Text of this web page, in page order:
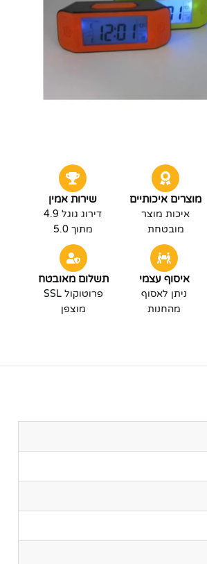
מוצרים איכותיים
איכות מוצר
מובטחת
שירות אמין
דירוג גוגל 4.9
מתוך 5.0
איסוף עצמי
ניתן לאסוף
מהחנות
תשלום מאובטח
פרוטוקול SSL
מוצפן